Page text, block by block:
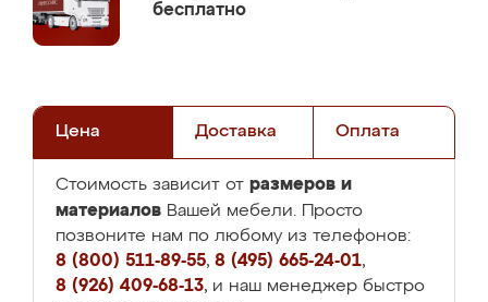
бесплатно
Цена Доставка Оплата
Стоимость зависит от размеров и
материалов Вашей мебели. Просто
позвоните нам по любому из телефонов:
8 (800) 511-89-55, 8 (495) 665-24-01,
8 (926) 409-68-13, и наш менеджер быстро